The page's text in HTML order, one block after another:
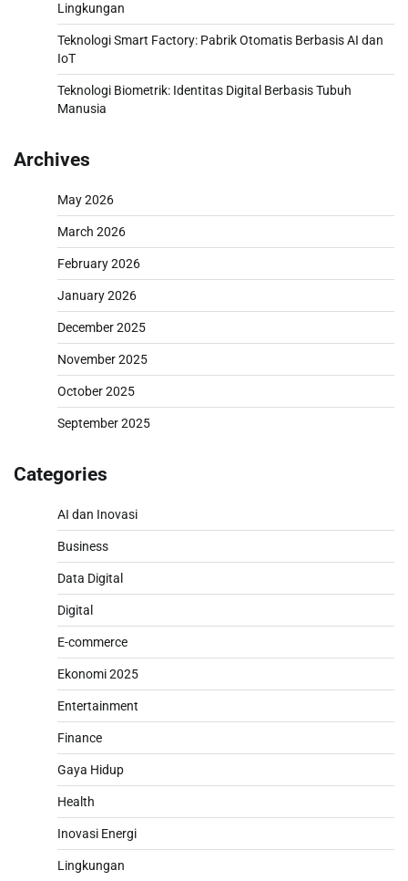
Lingkungan
Teknologi Smart Factory: Pabrik Otomatis Berbasis AI dan
IoT
Teknologi Biometrik: Identitas Digital Berbasis Tubuh
Manusia
Archives
May 2026
March 2026
February 2026
January 2026
December 2025
November 2025
October 2025
September 2025
Categories
AI dan Inovasi
Business
Data Digital
Digital
E-commerce
Ekonomi 2025
Entertainment
Finance
Gaya Hidup
Health
Inovasi Energi
Lingkungan